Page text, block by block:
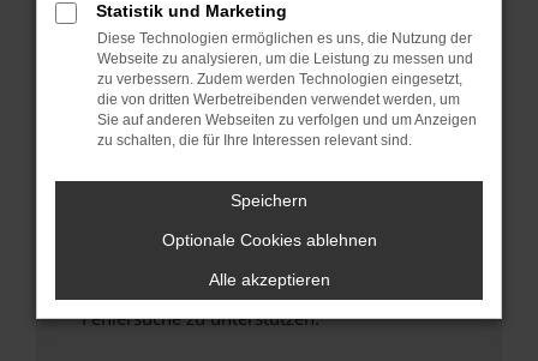
Betriebssystem auf dem neuesten Stand
sind.
Veraltete Software birgt nicht nur ein
Sicherheitsrisiko, sondern kann auch dazu
führen, dass bestimmte Funktionen nicht mehr
unterstützt werden.
Wende dich an den Webseitenbetreiber.
Wenn du alle oben genannten Schritte versucht
hast, kontaktiere uns bitte. Wir werden
uns diesen Text schicken, um uns bei der
Fehlersuche zu unterstützen:
Statistik und Marketing
Diese Technologien ermöglichen es uns, die Nutzung der
Webseite zu analysieren, um die Leistung zu messen und
zu verbessern. Zudem werden Technologien eingesetzt,
die von dritten Werbetreibenden verwendet werden, um
Sie auf anderen Webseiten zu verfolgen und um Anzeigen
zu schalten, die für Ihre Interessen relevant sind.
Speichern
Optionale Cookies ablehnen
Alle akzeptieren